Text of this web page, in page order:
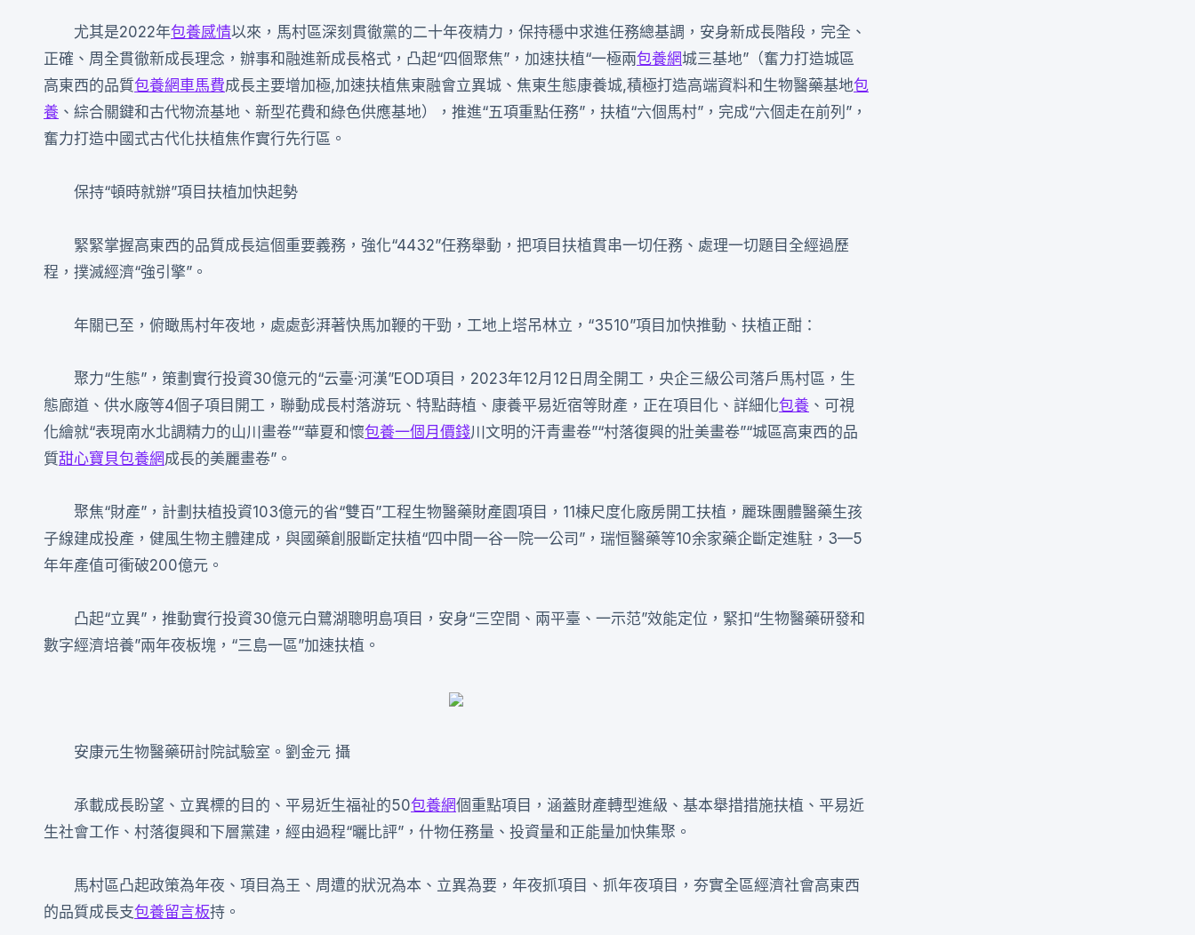
尤其是2022年包養感情以來，馬村區深刻貫徹黨的二十年夜精力，保持穩中求進任務總基調，安身新成長階段，完全、
正確、周全貫徹新成長理念，辦事和融進新成長格式，凸起“四個聚焦”，加速扶植“一極兩包養網城三基地”（奮力打造城區
高東西的品質包養網車馬費成長主要增加極,加速扶植焦東融會立異城、焦東生態康養城,積極打造高端資料和生物醫藥基地包
養 、綜合關鍵和古代物流基地、新型花費和綠色供應基地），推進“五項重點任務”，扶植“六個馬村”，完成“六個走在前列”，
奮力打造中國式古代化扶植焦作實行先行區。
保持“頓時就辦”項目扶植加快起勢
緊緊掌握高東西的品質成長這個重要義務，強化“4432”任務舉動，把項目扶植貫串一切任務、處理一切題目全經過歷
程，撲滅經濟“強引擎”。
年關已至，俯瞰馬村年夜地，處處彭湃著快馬加鞭的干勁，工地上塔吊林立，“3510”項目加快推動、扶植正酣：
聚力“生態”，策劃實行投資30億元的“云臺·河漢”EOD項目，2023年12月12日周全開工，央企三級公司落戶馬村區，生
態廊道、供水廠等4個子項目開工，聯動成長村落游玩、特點蒔植、康養平易近宿等財產，正在項目化、詳細化包養 、可視
化繪就“表現南水北調精力的山川畫卷”“華夏和懷包養一個月價錢川文明的汗青畫卷”“村落復興的壯美畫卷”“城區高東西的品
質甜心寶貝包養網成長的美麗畫卷”。
聚焦“財產”，計劃扶植投資103億元的省“雙百”工程生物醫藥財產園項目，11棟尺度化廠房開工扶植，麗珠團體醫藥生孩
子線建成投產，健風生物主體建成，與國藥創服斷定扶植“四中間一谷一院一公司”，瑞恒醫藥等10余家藥企斷定進駐，3—5
年年產值可衝破200億元。
凸起“立異”，推動實行投資30億元白鷺湖聰明島項目，安身“三空間、兩平臺、一示范”效能定位，緊扣“生物醫藥研發和
數字經濟培養”兩年夜板塊，“三島一區”加速扶植。
安康元生物醫藥研討院試驗室。劉金元 攝
承載成長盼望、立異標的目的、平易近生福祉的50包養網個重點項目，涵蓋財產轉型進級、基本舉措措施扶植、平易近
生社會工作、村落復興和下層黨建，經由過程“曬比評”，什物任務量、投資量和正能量加快集聚。
馬村區凸起政策為年夜、項目為王、周遭的狀況為本、立異為要，年夜抓項目、抓年夜項目，夯實全區經濟社會高東西
的品質成長支包養留言板持。